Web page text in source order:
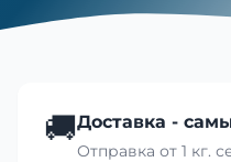
🚚Доставка -
Отправка от 1 кг.